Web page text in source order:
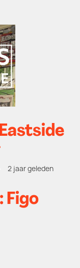
2 jaar geleden
Figo